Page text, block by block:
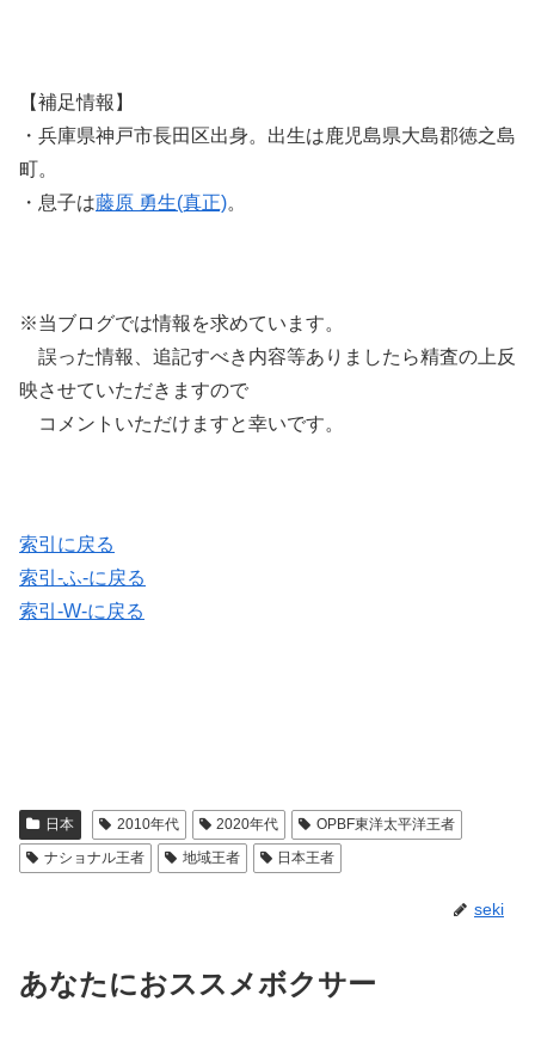
【補足情報】
・兵庫県神戸市長田区出身。出生は鹿児島県大島郡徳之島
町。
・息子は藤原 勇生(真正)。
※当ブログでは情報を求めています。
誤った情報、追記すべき内容等ありましたら精査の上反
映させていただきますので
コメントいただけますと幸いです。
索引に戻る
索引-ふ-に戻る
索引-W-に戻る
日本 2010年代 2020年代
OPBF東洋太平洋王者
ナショナル王者
地域王者 日本王者
seki
あなたにおススメボクサー